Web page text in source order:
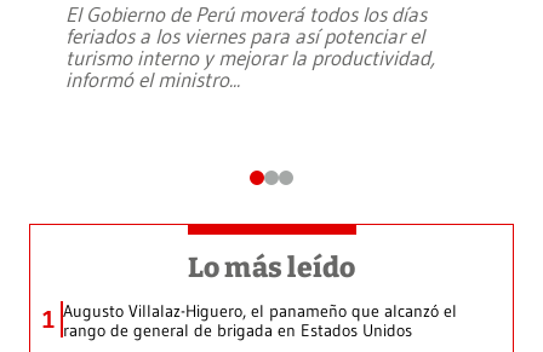
El Gobierno de Perú moverá todos los días
feriados a los viernes para así potenciar el
turismo interno y mejorar la productividad,
informó el ministro...
Lo más leído
1 Augusto Villalaz-Higuero, el panameño que alcanzó el
rango de general de brigada en Estados Unidos